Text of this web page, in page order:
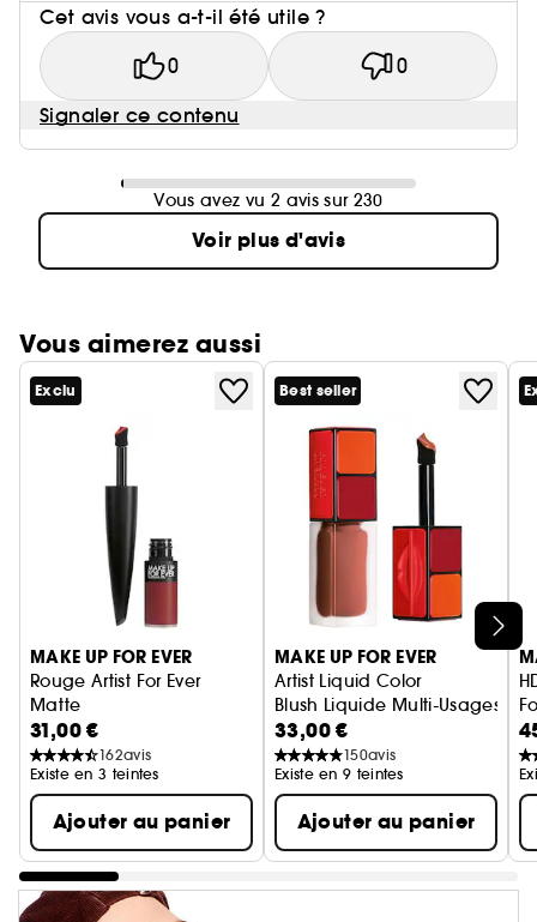
Cet avis vous a-t-il été utile ?
0 0
Signaler ce contenu
Vous avez vu 2 avis sur 230
Voir plus d'avis
Vous aimerez aussi
Ignorer le carrousel produits
Exclu
MAKE UP FOR EVER
Rouge Artist For Ever
Matte
Rouge à lèvres liquide mat longue tenue
31,00 €
162avis
Existe en 3 teintes
Ajouter au panier
Best seller
MAKE UP FOR EVER
Artist Liquid Color
Blush Liquide Multi-Usages,
33,00 €
150avis
Existe en 9 teintes
Ajouter au panier